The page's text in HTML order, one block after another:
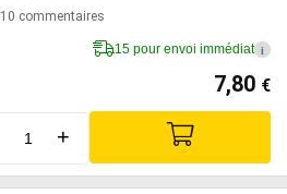
10 commentaires
15 pour envoi immédiat i
7,80 €
+